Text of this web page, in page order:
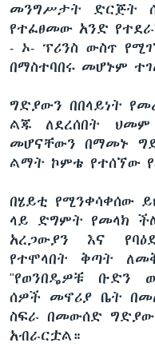
መንግሥታት ድርጅት
የተፈፀመው አንድ
- ኦ- ፕሪንስ ውስጥ
በማስተባበሩ መሆኑም
ግድያውን በበላይነት
ልጁ ለደረሰበት
መሆናቸውን በማመኑ
ልማት ኮምቴ የተሰኘው
በሄይቲ የሚንቀሳቀሰው
ላይ ድግምት የመላክ
አረጋውያን እና
የተሞላበት ቅጣት
"የወንበዴዎቹ ቡድን
ሰዎች መኖሪያ ቤት
ስፍራ በመውሰድ
አብራርቷል።